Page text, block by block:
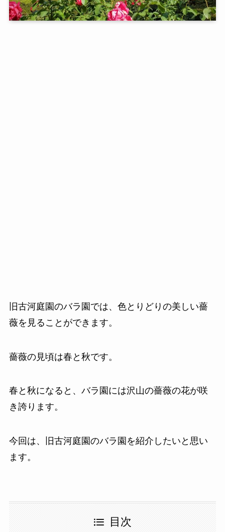
旧古河庭園のバラ園では、色とりどりの美しい薔
薇を見ることができます。
薔薇の見頃は春と秋です。
春と秋になると、バラ園には沢山の薔薇の花が咲
き誇ります。
今回は、旧古河庭園のバラ園を紹介したいと思い
ます。
目次